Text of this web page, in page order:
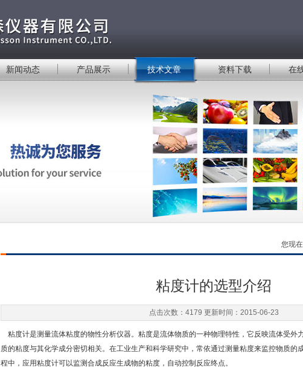
新闻动态 产品展示 技术文章 资料下载 在
您现
粘度计的选型介绍
点击次数：4179 更新时间：2015-06-23
粘度计是测量流体粘度的物性分析仪器。粘度是流体物质的一种物理特性，它反映流体受外
质的粘度与其化学成分密切相关。在工业生产和科学研究中，常依通过测量粘度来监控物质的
程中，应用粘度计可以监测合成反应生成物的粘度，自动控制反应终点。